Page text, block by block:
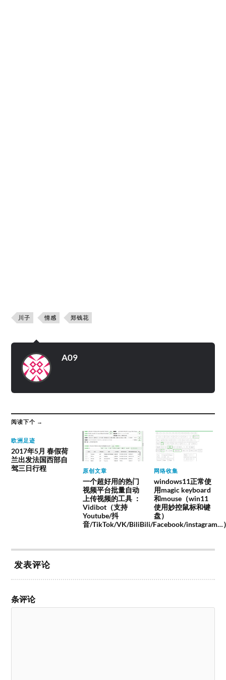
川子 情感 郑钱花
A09
阅读下个 →
欧洲足迹
2017年5月 春假荷
兰出发法国西部自
驾三日行程
原创文章
一个超好用的热门
视频平台批量自动
上传视频的工具 ：
Vidibot（支持
Youtube/抖
音/TikTok/VK/BiliBili/Facebook/instagram…
网络收集
windows11正常使
用magic keyboard
和mouse（win11
使用妙控鼠标和键
盘）
发表评论
条评论